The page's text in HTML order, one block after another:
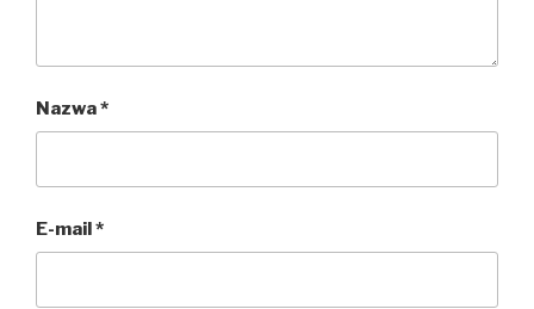
Nazwa*
E-mail*